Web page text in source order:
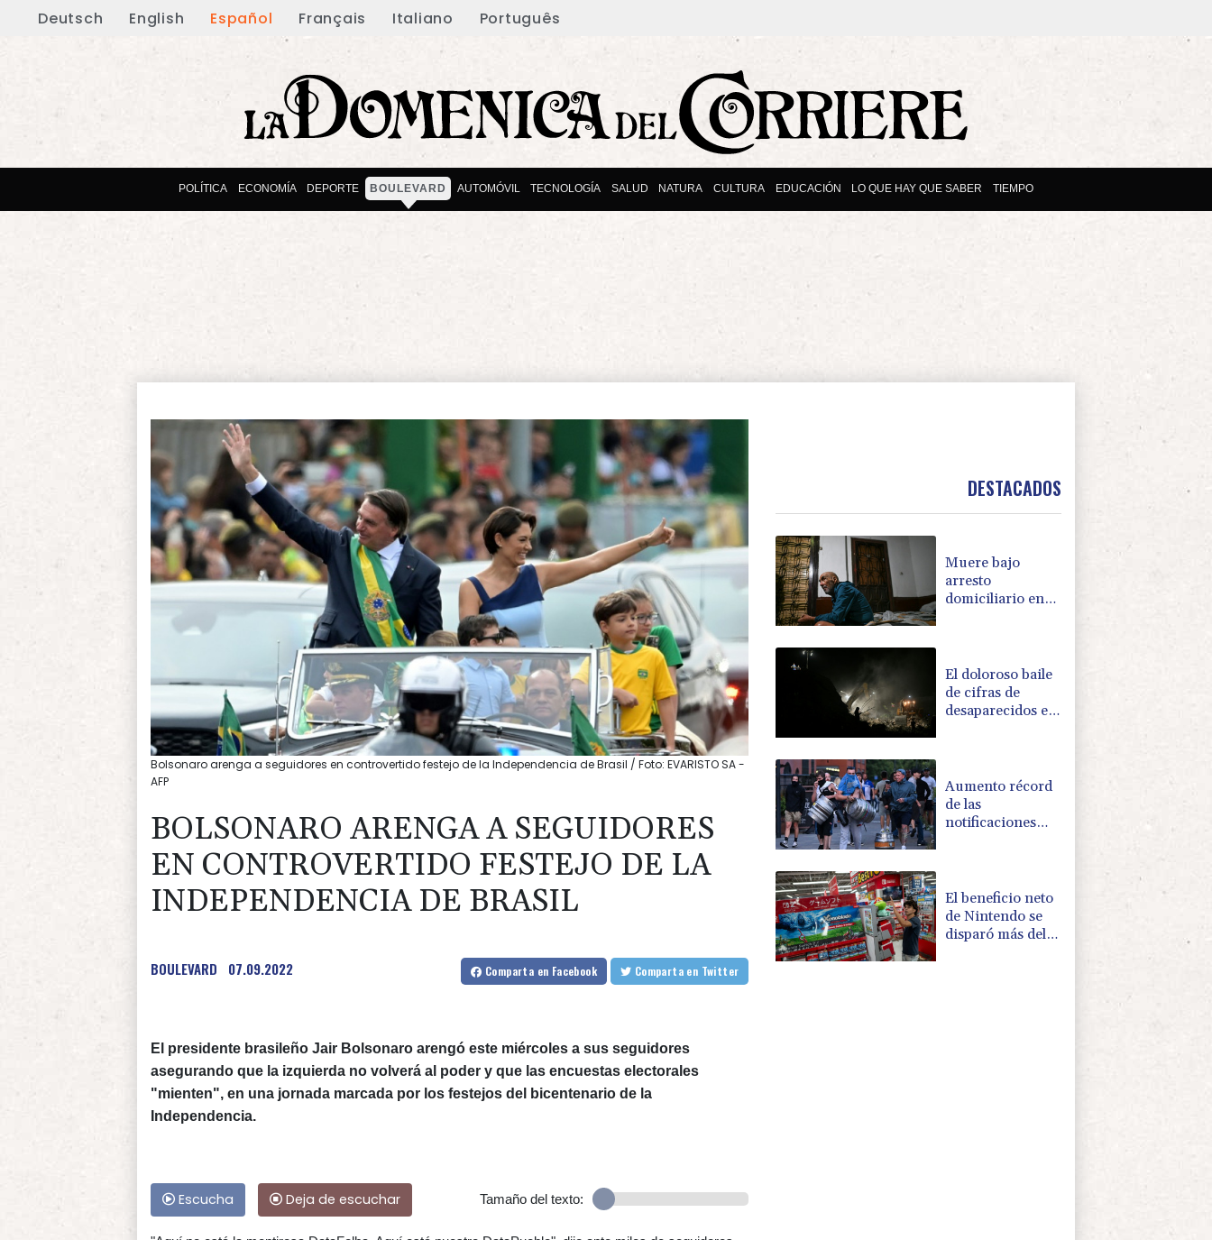
Deutsch English Español Français Italiano Português
POLÍTICA ECONOMÍA DEPORTE BOULEVARD AUTOMÓVIL TECNOLOGÍA SALUD NATURA CULTURA EDUCACIÓN LO QUE HAY QUE SABER TIEMPO
Bolsonaro arenga a seguidores en controvertido festejo de la Independencia de Brasil / Foto: EVARISTO SA -
AFP
BOLSONARO ARENGA A SEGUIDORES
EN CONTROVERTIDO FESTEJO DE LA
INDEPENDENCIA DE BRASIL
BOULEVARD 07.09.2022 Comparta en Facebook Comparta en Twitter
El presidente brasileño Jair Bolsonaro arengó este miércoles a sus seguidores
asegurando que la izquierda no volverá al poder y que las encuestas electorales
"mienten", en una jornada marcada por los festejos del bicentenario de la
Independencia.
Escucha Deja de escuchar Tamaño del texto:
DESTACADOS
Muere bajo
arresto
domiciliario en
El doloroso baile
de cifras de
desaparecidos en
Aumento récord
de las
notificaciones
El beneficio neto
de Nintendo se
disparó más del